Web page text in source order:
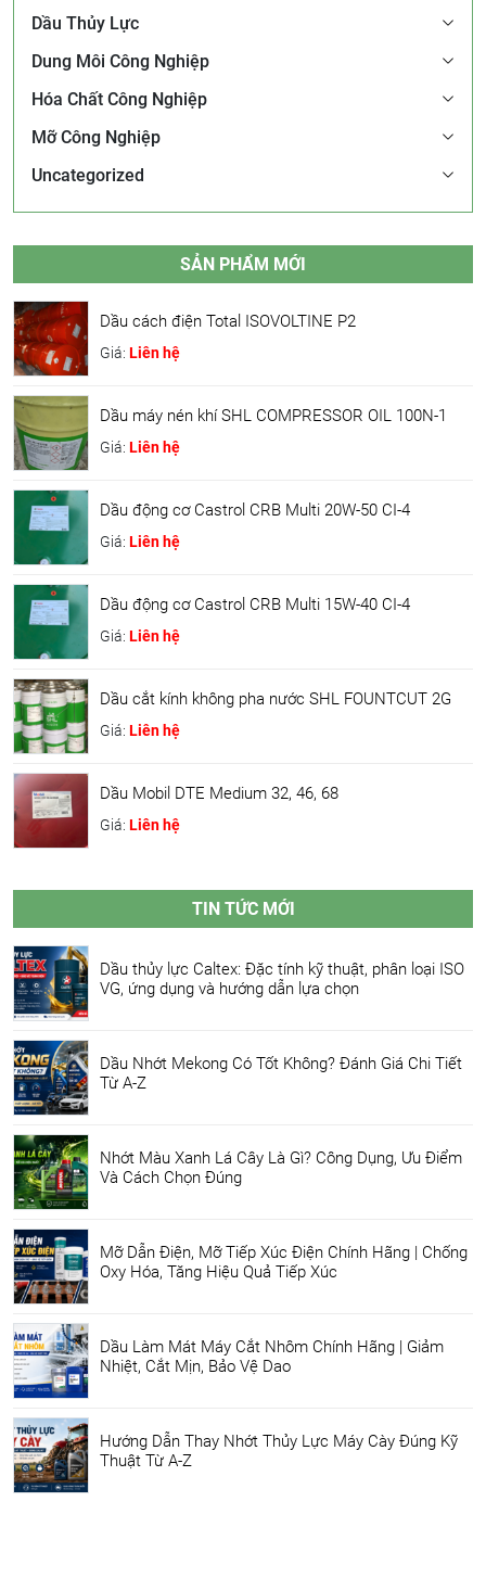
Dầu Thủy Lực
Dung Môi Công Nghiệp
Hóa Chất Công Nghiệp
Mỡ Công Nghiệp
Uncategorized
SẢN PHẨM MỚI
Dầu cách điện Total ISOVOLTINE P2
Giá: Liên hệ
Dầu máy nén khí SHL COMPRESSOR OIL 100N-1
Giá: Liên hệ
Dầu động cơ Castrol CRB Multi 20W-50 CI-4
Giá: Liên hệ
Dầu động cơ Castrol CRB Multi 15W-40 CI-4
Giá: Liên hệ
Dầu cắt kính không pha nước SHL FOUNTCUT 2G
Giá: Liên hệ
Dầu Mobil DTE Medium 32, 46, 68
Giá: Liên hệ
TIN TỨC MỚI
Dầu thủy lực Caltex: Đặc tính kỹ thuật, phân loại ISO
VG, ứng dụng và hướng dẫn lựa chọn
Dầu Nhớt Mekong Có Tốt Không? Đánh Giá Chi Tiết
Từ A-Z
Nhớt Màu Xanh Lá Cây Là Gì? Công Dụng, Ưu Điểm
Và Cách Chọn Đúng
Mỡ Dẫn Điện, Mỡ Tiếp Xúc Điện Chính Hãng | Chống
Oxy Hóa, Tăng Hiệu Quả Tiếp Xúc
Dầu Làm Mát Máy Cắt Nhôm Chính Hãng | Giảm
Nhiệt, Cắt Mịn, Bảo Vệ Dao
Hướng Dẫn Thay Nhớt Thủy Lực Máy Cày Đúng Kỹ
Thuật Từ A-Z